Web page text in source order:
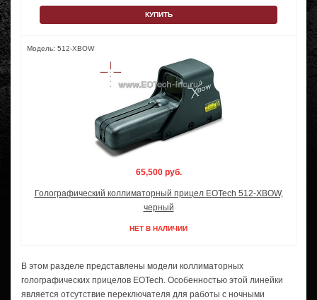
КУПИТЬ
Модель: 512-XBOW
65,500 руб.
Голографический коллиматорный прицел EOTech 512-XBOW,
черный
НЕТ В НАЛИЧИИ
В этом разделе представлены модели коллиматорных
голографических прицелов EOTech. Особенностью этой линейки
является отсутствие переключателя для работы с ночными